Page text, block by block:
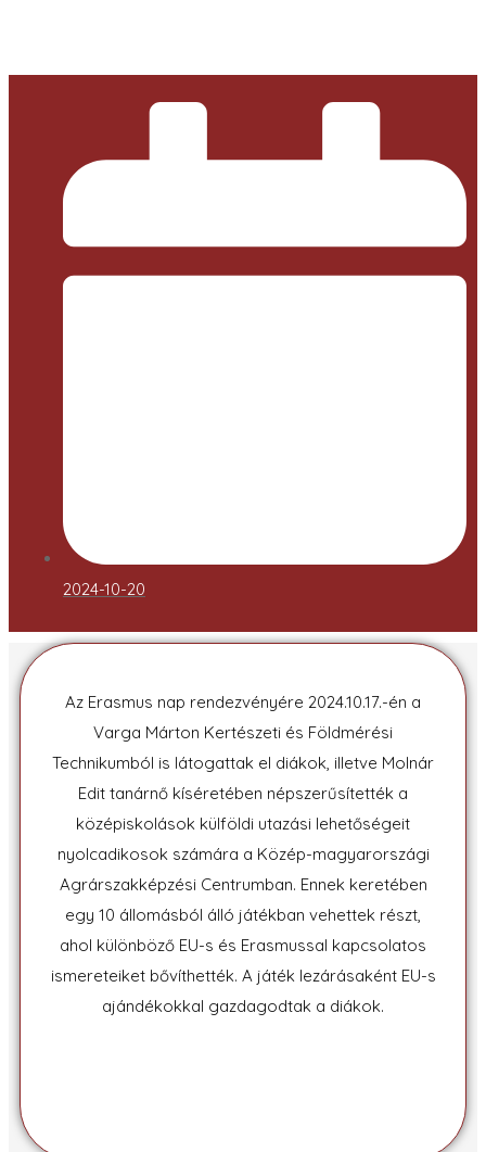
2024-10-20
Az Erasmus nap rendezvényére 2024.10.17.-én a
Varga Márton Kertészeti és Földmérési
Technikumból is látogattak el diákok, illetve Molnár
Edit tanárnő kíséretében népszerűsítették a
középiskolások külföldi utazási lehetőségeit
nyolcadikosok számára a Közép-magyarországi
Agrárszakképzési Centrumban. Ennek keretében
egy 10 állomásból álló játékban vehettek részt,
ahol különböző EU-s és Erasmussal kapcsolatos
ismereteiket bővíthették. A játék lezárásaként EU-s
ajándékokkal gazdagodtak a diákok.